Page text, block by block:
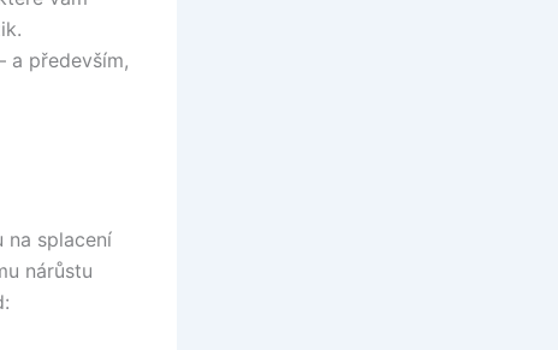
a především,
na splacení
nárůstu